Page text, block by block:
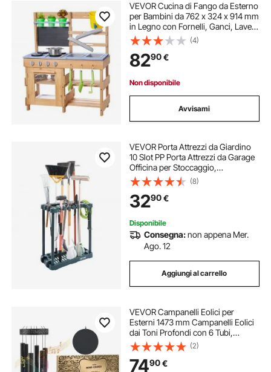
VEVOR Cucina di Fango da Esterno
per Bambini da 762 x 324 x 914 mm
in Legno con Fornelli, Ganci, Lavelli,
Pale da Piantagione, Spatole,
Manici, Pentole e Accessori, Giochi
con Acqua e Sabbia
(4)
8290€
Non disponibile
Avvisami
VEVOR Porta Attrezzi da Giardino
10 Slot PP Porta Attrezzi da Garage
Officina per Stoccaggio,
Organizzazione, Capannone per
Esterni Angolo per Riporre Attrezzi,
Rastrelli, Scope, Pale a Manico
Lungo
(8)
3290€
Disponibile
Consegna:non appena Mer.
Ago. 12
Aggiungi al carrello
VEVOR Campanelli Eolici per
Esterni 1473 mm Campanelli Eolici
dai Toni Profondi con 6 Tubi,
Campanelli Eolici Commemorativi
per Anniversario, Decorazioni per
Patio, Portico, Giardino e Cortile,
(2)
7490€